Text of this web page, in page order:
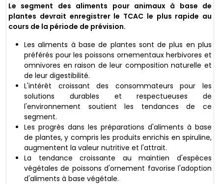
Le segment des aliments pour animaux à base de
plantes devrait enregistrer le TCAC le plus rapide au
cours de la période de prévision.
Les aliments à base de plantes sont de plus en plus
préférés pour les poissons ornementaux herbivores et
omnivores en raison de leur composition naturelle et
de leur digestibilité.
L'intérêt croissant des consommateurs pour les
solutions durables et respectueuses de
l'environnement soutient les tendances de ce
segment.
Les progrès dans les préparations d'aliments à base
de plantes, y compris les produits enrichis en spiruline,
augmentent la valeur nutritive et l'attrait.
La tendance croissante au maintien d'espèces
végétales de poissons d'ornement favorise l'adoption
d'aliments à base végétale.